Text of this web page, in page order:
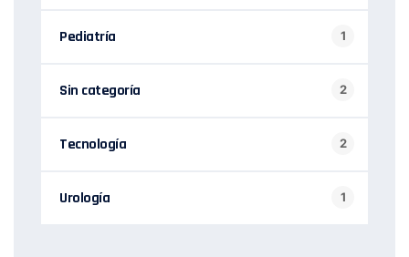
Pediatría 1
Sin categoría 2
Tecnología 2
Urología 1